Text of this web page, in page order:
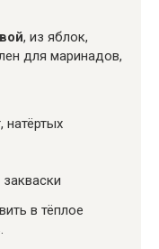
, из яблок,
для маринадов,
в тёплое